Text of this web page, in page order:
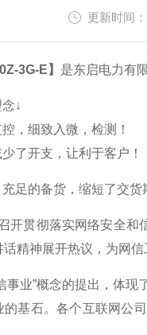
更新时间
3G-E】 是东启电力有
↓
，细致入微，检测！
了开支，让利于客户！
足的备货，缩短了交货
开贯彻落实网络安全和
精神展开热议，为网信
业”概念的提出，体现
基石。各个互联网公